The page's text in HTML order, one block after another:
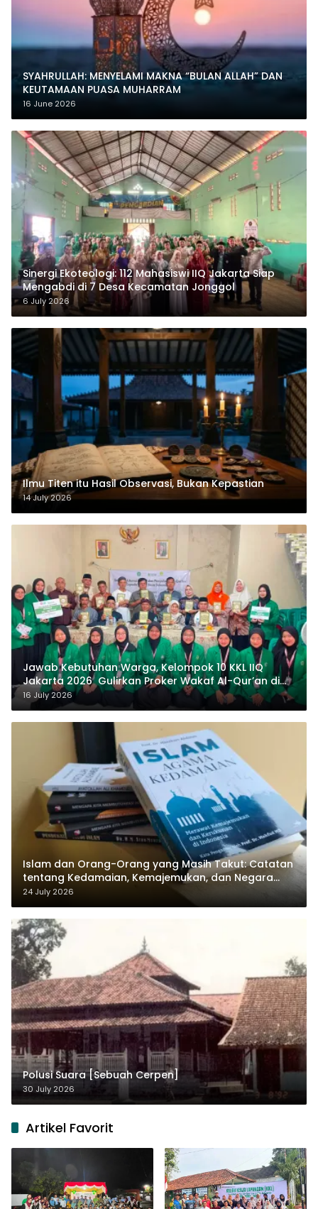
SYAHRULLAH: MENYELAMI MAKNA “BULAN ALLAH” DAN
KEUTAMAAN PUASA MUHARRAM
16 June 2026
‎Sinergi Ekoteologi: 112 Mahasiswi IIQ Jakarta Siap
Mengabdi di 7 Desa Kecamatan Jonggol
6 July 2026
Ilmu Titen itu Hasil Observasi, Bukan Kepastian
14 July 2026
Jawab Kebutuhan Warga, Kelompok 10 KKL IIQ
Jakarta 2026 Gulirkan Proker Wakaf Al-Qur’an di
Sukamanah
16 July 2026
Islam dan Orang-Orang yang Masih Takut: Catatan
tentang Kedamaian, Kemajemukan, dan Negara
dalam Pemikiran Masykuri Abdillah
24 July 2026
Polusi Suara [Sebuah Cerpen]
30 July 2026
Artikel Favorit